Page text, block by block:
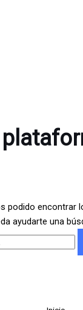
podido encontrar
ayudarte una